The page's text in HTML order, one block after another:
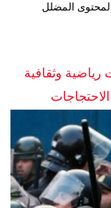
المضلل
وثقافية